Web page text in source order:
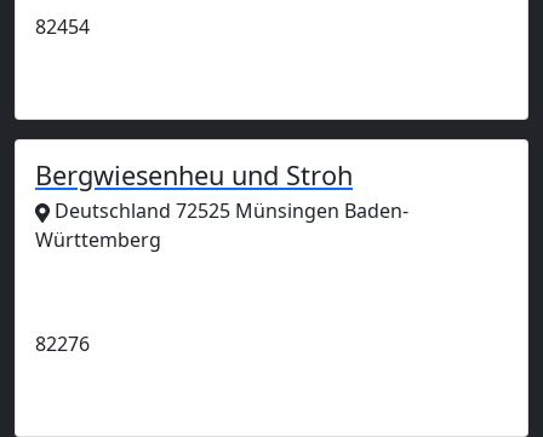
82454
Bergwiesenheu und Stroh
Deutschland 72525 Münsingen Baden-
Württemberg
82276